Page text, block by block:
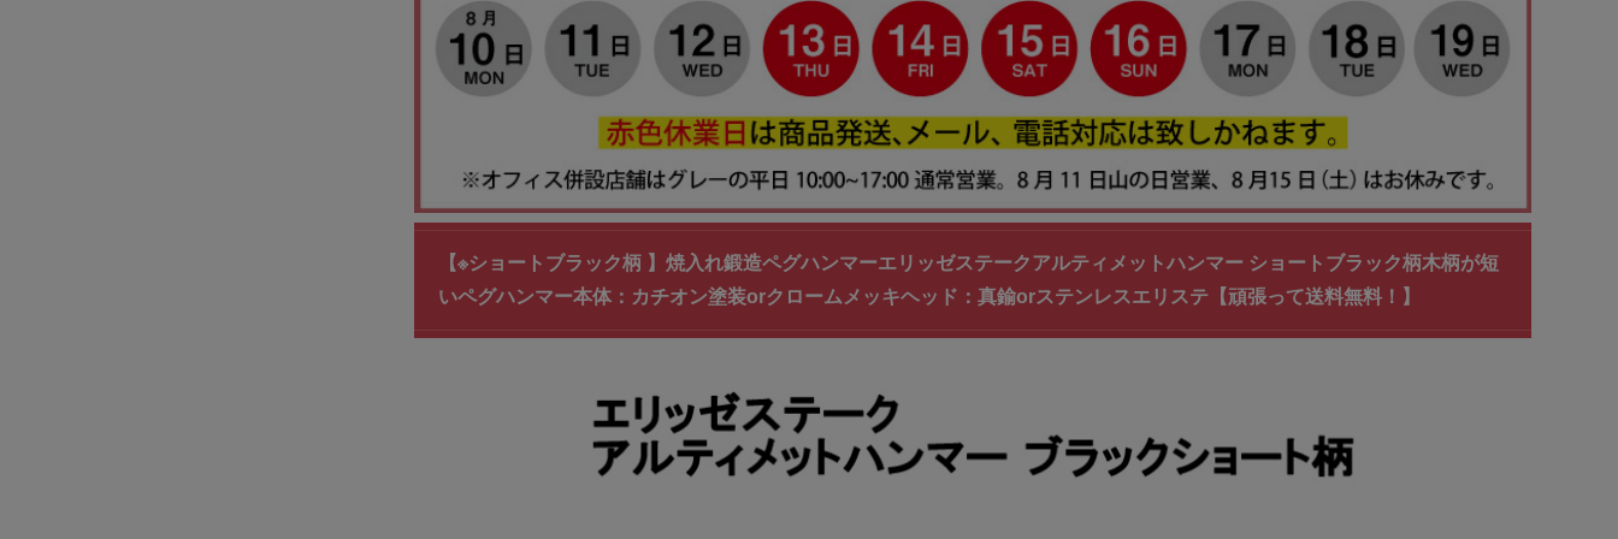
【※ショートブラック柄 】焼入れ鍛造ペグハンマーエリッゼステークアルティメットハンマー ショートブラック柄木柄が短
いペグハンマー本体：カチオン塗装orクロームメッキヘッド：真鍮orステンレスエリステ【頑張って送料無料！】